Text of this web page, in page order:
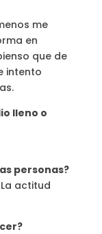
me
en
que de
intento
lleno o
personas?
actitud